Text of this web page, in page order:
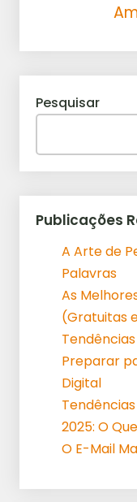
Pesquisar
Publicações
A Arte de
Palavras
As
(Gratuitas
Preparar
Digital
2025: O
O E-Mail